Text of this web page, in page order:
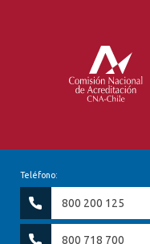
Teléfono:
800 200 125
800 718 700